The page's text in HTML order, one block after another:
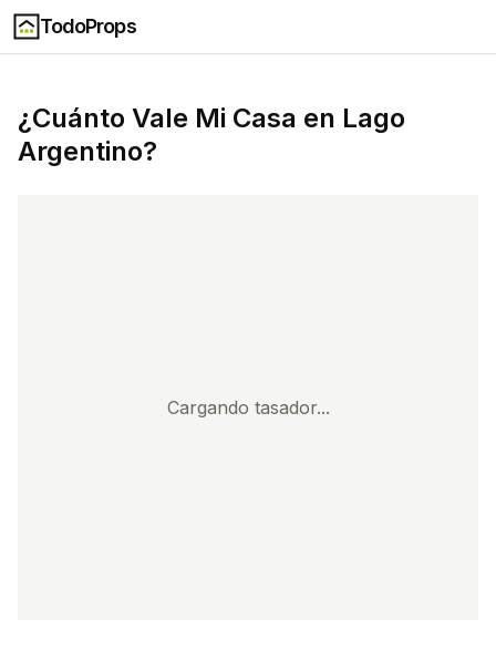
TodoProps
¿Cuánto Vale Mi Casa en Lago
Argentino?
Cargando tasador...